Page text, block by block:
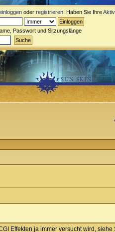
oder registrieren . Haben Sie Ihre
Passwort und Sitzungslänge
Effekten ja immer versucht wird, siehe